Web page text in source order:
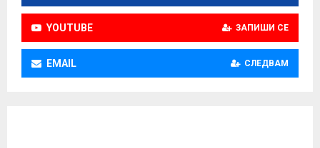
YOUTUBE ЗАПИШИ СЕ
EMAIL СЛЕДВАМ